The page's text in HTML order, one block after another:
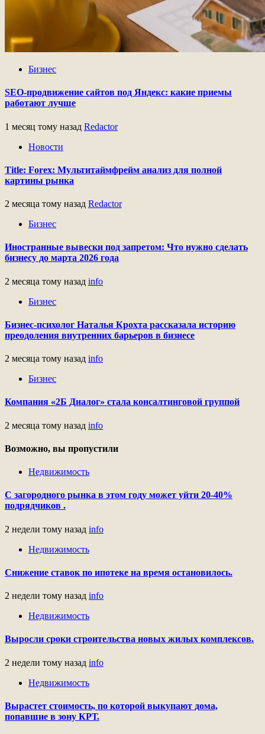
Бизнес
SEO-продвижение сайтов под Яндекс: какие приемы
работают лучше
1 месяц тому назад Redactor
Новости
Title: Forex: Мультитаймфрейм анализ для полной
картины рынка
2 месяца тому назад Redactor
Бизнес
Иностранные вывески под запретом: Что нужно сделать
бизнесу до марта 2026 года
2 месяца тому назад info
Бизнес
Бизнес-психолог Наталья Крохта рассказала историю
преодоления внутренних барьеров в бизнесе
2 месяца тому назад info
Бизнес
Компания «2Б Диалог» стала консалтинговой группой
2 месяца тому назад info
Возможно, вы пропустили
Недвижимость
С загородного рынка в этом году может уйти 20-40%
подрядчиков .
2 недели тому назад info
Недвижимость
Снижение ставок по ипотеке на время остановилось.
2 недели тому назад info
Недвижимость
Выросли сроки строительства новых жилых комплексов.
2 недели тому назад info
Недвижимость
Вырастет стоимость, по которой выкупают дома,
попавшие в зону КРТ.